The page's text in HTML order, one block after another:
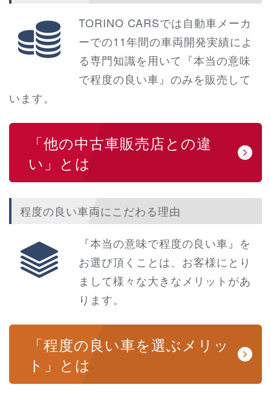
TORINO CARSでは自動車メーカ
ーでの11年間の車両開発実績によ
る専門知識を用いて『本当の意味
で程度の良い車』のみを販売して
います。
「他の中古車販売店との違
い」とは
程度の良い車両にこだわる理由
『本当の意味で程度の良い車』を
お選び頂くことは、お客様にとり
まして様々な大きなメリットがあ
ります。
「程度の良い車を選ぶメリッ
ト」とは